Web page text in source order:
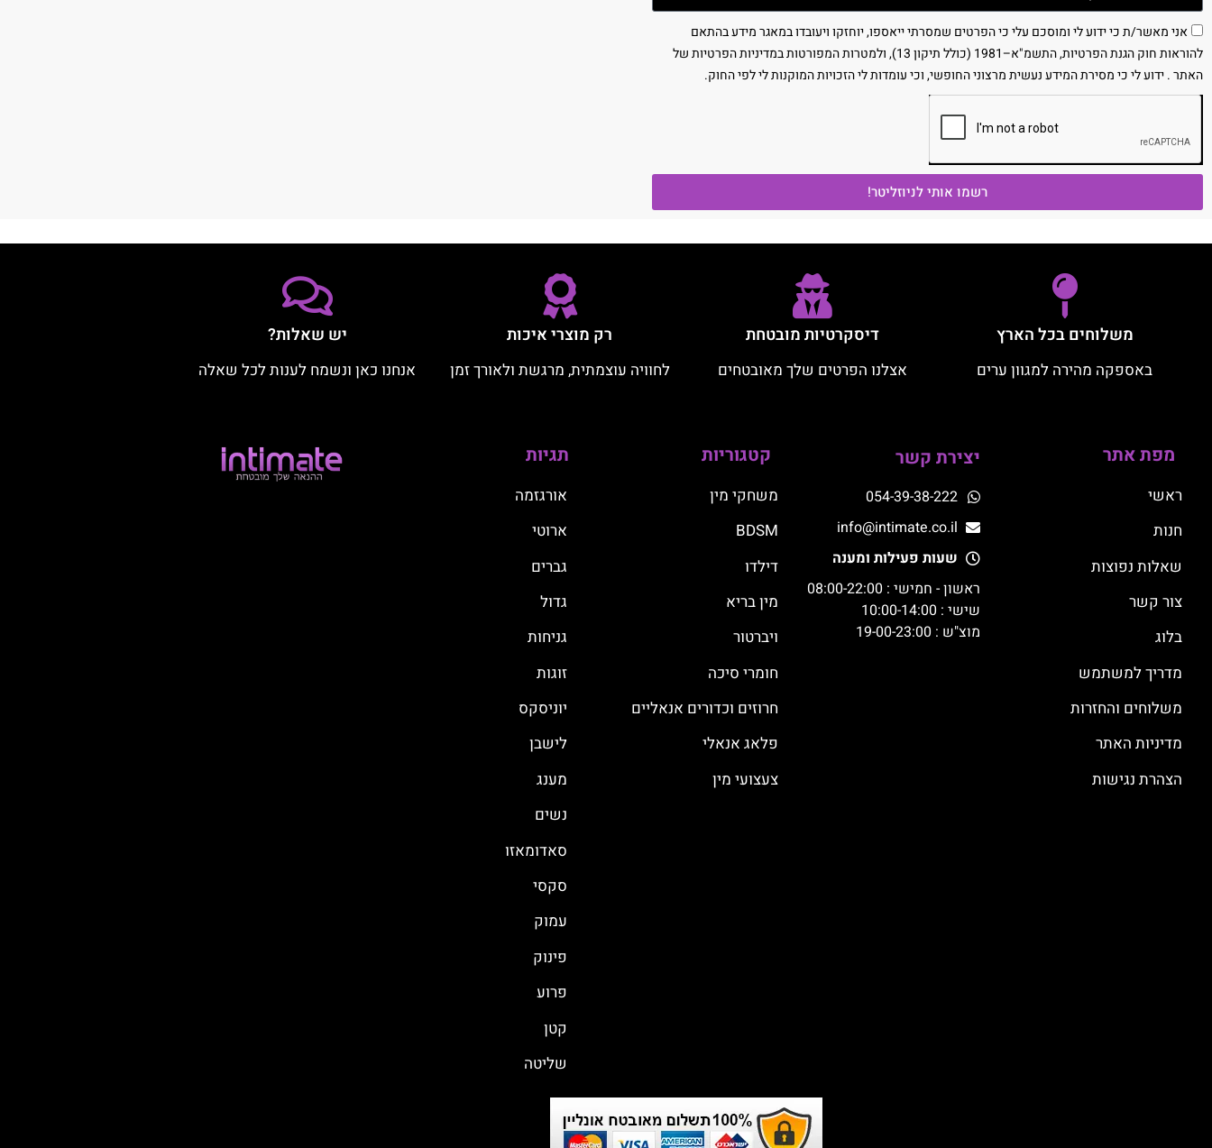
אני מאשר/ת כי ידוע לי ומוסכם עלי כי הפרטים שמסרתי ייאספו, יוחזקו ויעובדו במאגר מידע בהתאם
להוראות חוק הגנת הפרטיות, התשמ"א–1981 (כולל תיקון 13), ולמטרות המפורטות במדיניות הפרטיות של
האתר . ידוע לי כי מסירת המידע נעשית מרצוני החופשי, וכי עומדות לי הזכויות המוקנות לי לפי החוק.
רשמו אותי לניוזליטר!
משלוחים בכל הארץ
באספקה מהירה למגוון ערים
דיסקרטיות מובטחת
אצלנו הפרטים שלך מאובטחים
רק מוצרי איכות
לחוויה עוצמתית, מרגשת ולאורך זמן
יש שאלות?
אנחנו כאן ונשמח לענות לכל שאלה
מפת אתר
ראשי
חנות
שאלות נפוצות
צור קשר
בלוג
מדריך למשתמש
משלוחים והחזרות
מדיניות האתר
הצהרת נגישות
יצירת קשר
054-39-38-222
info@intimate.co.il
שעות פעילות ומענה
ראשון - חמישי : 08:00-22:00
שישי : 10:00-14:00
מוצ"ש : 19-00-23:00
קטגוריות
משחקי מין
BDSM
דילדו
מין בריא
ויברטור
חומרי סיכה
חרוזים וכדורים אנאליים
פלאג אנאלי
צעצועי מין
תגיות
אורגזמה
ארוטי
גברים
גדול
גניחות
זוגות
יוניסקס
לישבן
מענג
נשים
סאדומאזו
סקסי
עמוק
פינוק
פרוע
קטן
שליטה